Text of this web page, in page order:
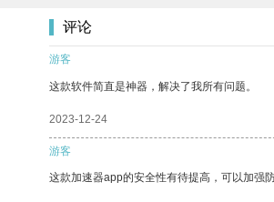
评论
游客
这款软件简直是神器，解决了我所有问题。
2023-12-24
游客
这款加速器app的安全性有待提高，可以加强